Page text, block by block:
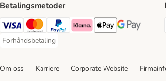
Betalingsmetoder
Visa Payment Method
Mastercard Payment Method
PayPal Payment Method
Klarna Payment Method
Apple Pay Payment
Google Pay
Forhåndsbetaling
Forhåndsbetaling Payment Method
Om oss Karriere Corporate Website